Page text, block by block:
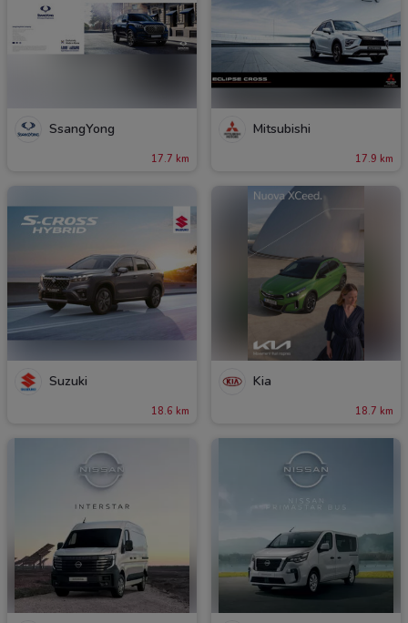
SsangYong
17.7 km
Mitsubishi
17.9 km
Suzuki
18.6 km
Kia
18.7 km